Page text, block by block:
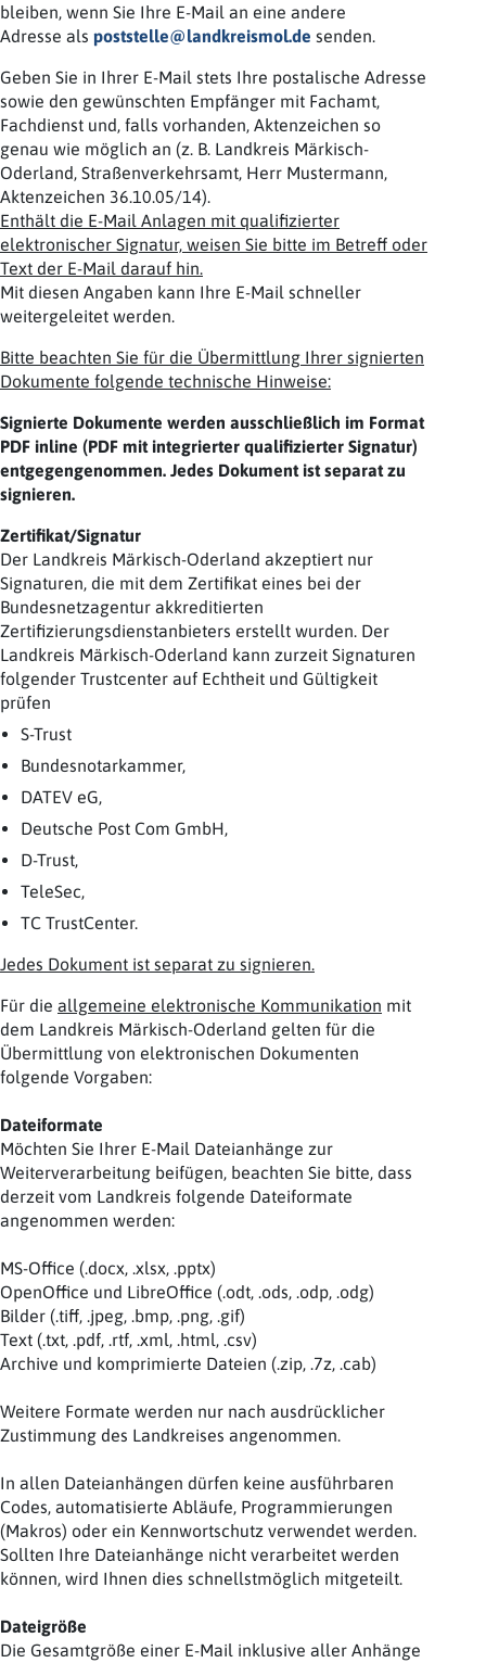
bleiben, wenn Sie Ihre E-Mail an eine andere
Adresse als poststelle@landkreismol.de senden.
Geben Sie in Ihrer E-Mail stets Ihre postalische Adresse
sowie den gewünschten Empfänger mit Fachamt,
Fachdienst und, falls vorhanden, Aktenzeichen so
genau wie möglich an (z. B. Landkreis Märkisch-
Oderland, Straßenverkehrsamt, Herr Mustermann,
Aktenzeichen 36.10.05/14).
Enthält die E-Mail Anlagen mit qualifizierter
elektronischer Signatur, weisen Sie bitte im Betreff oder
Text der E-Mail darauf hin.
Mit diesen Angaben kann Ihre E-Mail schneller
weitergeleitet werden.
Bitte beachten Sie für die Übermittlung Ihrer signierten
Dokumente folgende technische Hinweise:
Signierte Dokumente werden ausschließlich im Format
PDF inline (PDF mit integrierter qualifizierter Signatur)
entgegengenommen. Jedes Dokument ist separat zu
signieren.
Zertifikat/Signatur
Der Landkreis Märkisch-Oderland akzeptiert nur
Signaturen, die mit dem Zertifikat eines bei der
Bundesnetzagentur akkreditierten
Zertifizierungsdienstanbieters erstellt wurden. Der
Landkreis Märkisch-Oderland kann zurzeit Signaturen
folgender Trustcenter auf Echtheit und Gültigkeit
prüfen
S-Trust
Bundesnotarkammer,
DATEV eG,
Deutsche Post Com GmbH,
D-Trust,
TeleSec,
TC TrustCenter.
Jedes Dokument ist separat zu signieren.
Für die allgemeine elektronische Kommunikation mit
dem Landkreis Märkisch-Oderland gelten für die
Übermittlung von elektronischen Dokumenten
folgende Vorgaben:
Dateiformate
Möchten Sie Ihrer E-Mail Dateianhänge zur
Weiterverarbeitung beifügen, beachten Sie bitte, dass
derzeit vom Landkreis folgende Dateiformate
angenommen werden:
MS-Office (.docx, .xlsx, .pptx)
OpenOffice und LibreOffice (.odt, .ods, .odp, .odg)
Bilder (.tiff, .jpeg, .bmp, .png, .gif)
Text (.txt, .pdf, .rtf, .xml, .html, .csv)
Archive und komprimierte Dateien (.zip, .7z, .cab)
Weitere Formate werden nur nach ausdrücklicher
Zustimmung des Landkreises angenommen.
In allen Dateianhängen dürfen keine ausführbaren
Codes, automatisierte Abläufe, Programmierungen
(Makros) oder ein Kennwortschutz verwendet werden.
Sollten Ihre Dateianhänge nicht verarbeitet werden
können, wird Ihnen dies schnellstmöglich mitgeteilt.
Dateigröße
Die Gesamtgröße einer E-Mail inklusive aller Anhänge